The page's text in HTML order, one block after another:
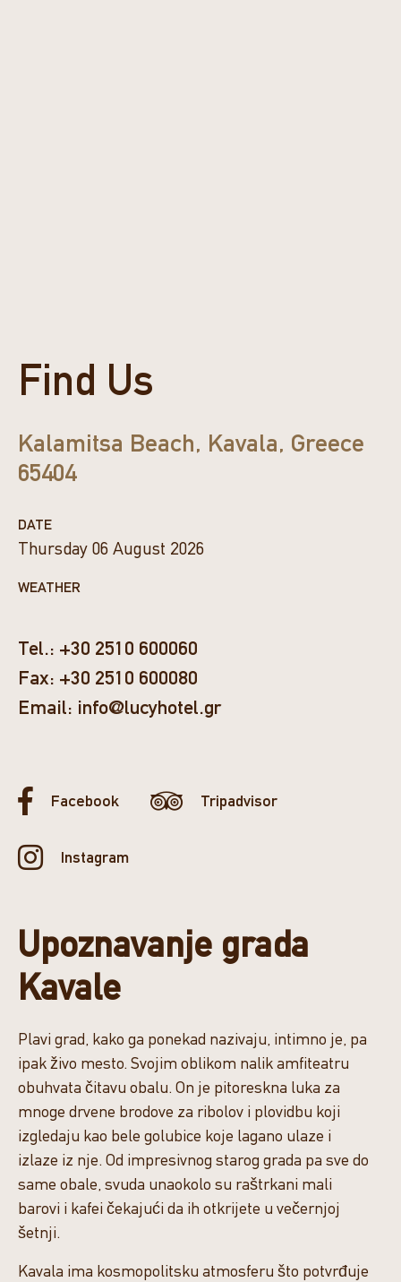
Find Us
Kalamitsa Beach, Kavala, Greece
65404
DATE
Thursday 06 August 2026
WEATHER
Tel.: +30 2510 600060
Fax: +30 2510 600080
Email: info@lucyhotel.gr
Facebook Tripadvisor
Instagram
Upoznavanje grada
Kavale
Plavi grad, kako ga ponekad nazivaju, intimno je, pa
ipak živo mesto. Svojim oblikom nalik amfiteatru
obuhvata čitavu obalu. On je pitoreskna luka za
mnoge drvene brodove za ribolov i plovidbu koji
izgledaju kao bele golubice koje lagano ulaze i
izlaze iz nje. Od impresivnog starog grada pa sve do
same obale, svuda unaokolo su raštrkani mali
barovi i kafei čekajući da ih otkrijete u večernjoj
šetnji.
Kavala ima kosmopolitsku atmosferu što potvrđuje